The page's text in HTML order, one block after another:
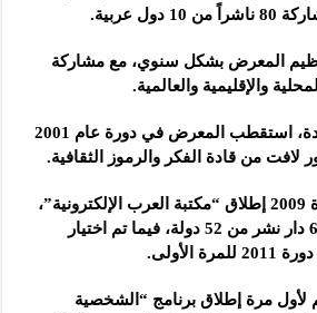
تقرر تنظيم المعرض بشكل سنوي، مع مشاركة
والإقليمية والعالمية.
ومع مطلع الألفية الجديدة، استقطب المعرض في دورة عام 2001
وشهد المعرض في دورة 2009 إطلاق “مكتبة العرب الإلكترونية”،
ونجح في استقطاب 637 دار نشر من 52 دولة، فيما تم اختيار
عام 2014، تم لأول مرة إطلاق برنامج “الشخصية